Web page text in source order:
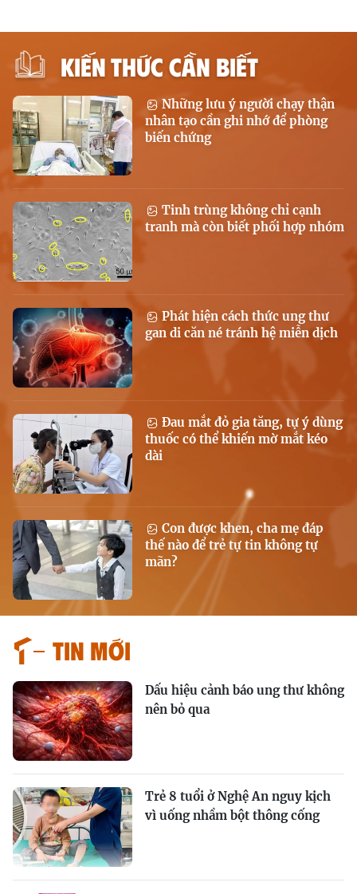
KIẾN THỨC CẦN BIẾT
Những lưu ý người chạy thận
nhân tạo cần ghi nhớ để phòng
biến chứng
Tinh trùng không chỉ cạnh
tranh mà còn biết phối hợp nhóm
Phát hiện cách thức ung thư
gan di căn né tránh hệ miễn dịch
Đau mắt đỏ gia tăng, tự ý dùng
thuốc có thể khiến mờ mắt kéo
dài
Con được khen, cha mẹ đáp
thế nào để trẻ tự tin không tự
mãn?
Tin mới
Dấu hiệu cảnh báo ung thư không
nên bỏ qua
Trẻ 8 tuổi ở Nghệ An nguy kịch
vì uống nhầm bột thông cống